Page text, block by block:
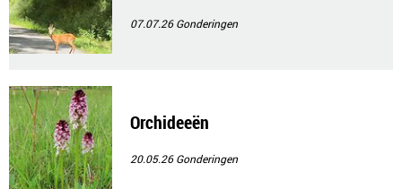
07.07.26Gonderingen
Orchideeën
20.05.26Gonderingen